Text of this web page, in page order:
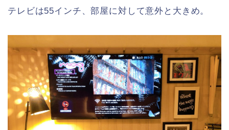
テレビは55インチ、部屋に対して意外と大きめ。